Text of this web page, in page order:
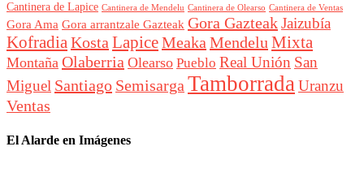
Cantinera de Lapice Cantinera de Mendelu Cantinera de Olearso Cantinera de Ventas
Gora Ama Gora arrantzale Gazteak Gora GazteakJaizubía
KofradiaKostaLapiceMeakaMendeluMixta
Montaña Olaberria Olearso Pueblo Real Unión San
Miguel Santiago SemisargaTamborradaUranzu
Ventas
El Alarde en Imágenes